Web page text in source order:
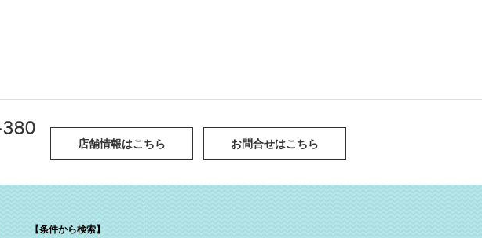
店舗情報はこちら お問合せはこちら
【条件から検索】